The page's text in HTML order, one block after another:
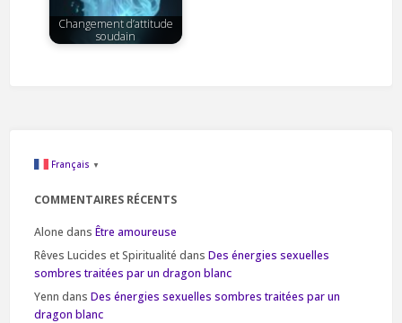
Changement d’attitude
soudain
Français ▼
COMMENTAIRES RÉCENTS
Alone dans Être amoureuse
Rêves Lucides et Spiritualité dans Des énergies sexuelles
sombres traitées par un dragon blanc
Yenn dans Des énergies sexuelles sombres traitées par un
dragon blanc